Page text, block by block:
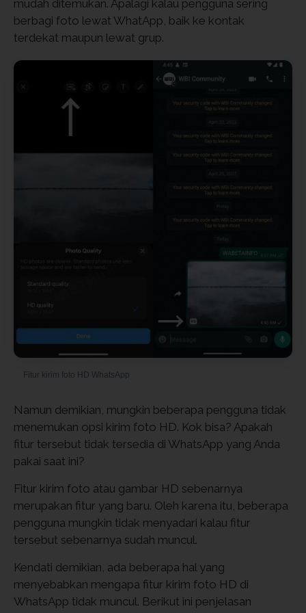
mudah ditemukan. Apalagi kalau pengguna sering
berbagi foto lewat WhatApp, baik ke kontak
terdekat maupun lewat grup.
Fitur kirim foto HD WhatsApp
Namun demikian, mungkin beberapa pengguna tidak
menemukan opsi kirim foto HD. Kok bisa? Apakah
fitur tersebut tidak tersedia di WhatsApp yang Anda
pakai saat ini?
Fitur kirim foto atau gambar HD sebenarnya
merupakan fitur yang baru. Oleh karena itu, beberapa
pengguna mungkin tidak menyadari kalau fitur
tersebut sebenarnya sudah muncul.
Kendati demikian, ada beberapa hal yang
menyebabkan mengapa fitur kirim foto HD di
WhatsApp tidak muncul. Berikut ini penjelasan